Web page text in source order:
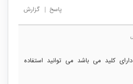
پاسخ | گزارش
دارای کلید می باشد می توانید استفاده